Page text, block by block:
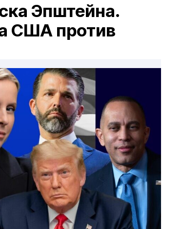
Эпштейна.
США против